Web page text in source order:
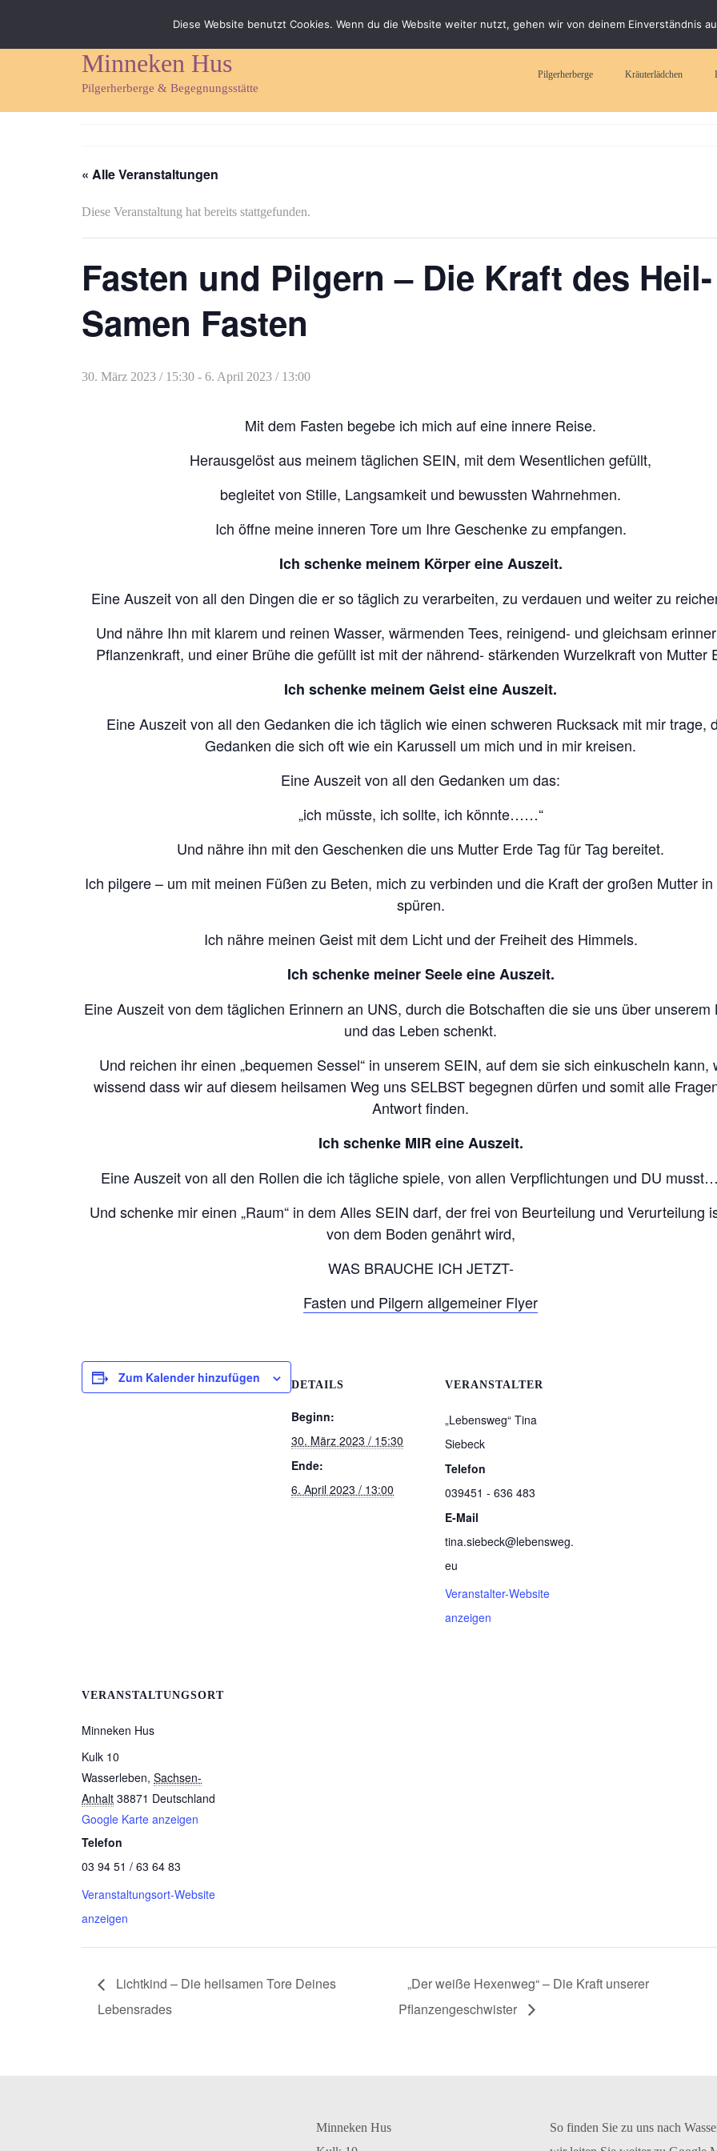
Minneken Hus
Pilgerherberge & Begegnungsstätte
Pilgerherberge Kräuterlädchen
« Alle Veranstaltungen
Diese Veranstaltung hat bereits stattgefunden.
Fasten und Pilgern – Die Kraft des Heil-
Samen Fasten
30. März 2023 / 15:30 - 6. April 2023 / 13:00
Mit dem Fasten begebe ich mich auf eine innere Reise.
Herausgelöst aus meinem täglichen SEIN, mit dem Wesentlichen gefüllt,
begleitet von Stille, Langsamkeit und bewussten Wahrnehmen.
Ich öffne meine inneren Tore um Ihre Geschenke zu empfangen.
Ich schenke meinem Körper eine Auszeit.
Eine Auszeit von all den Dingen die er so täglich zu verarbeiten, zu verdauen und weiter zu
Und nähre Ihn mit klarem und reinen Wasser, wärmenden Tees, reinigend- und gleichsam
Pflanzenkraft, und einer Brühe die gefüllt ist mit der nährend- stärkenden Wurzelkraft von Mutter
Ich schenke meinem Geist eine Auszeit.
Eine Auszeit von all den Gedanken die ich täglich wie einen schweren Rucksack mit mir trage,
Gedanken die sich oft wie ein Karussell um mich und in mir kreisen.
Eine Auszeit von all den Gedanken um das:
„ich müsste, ich sollte, ich könnte……“
Und nähre ihn mit den Geschenken die uns Mutter Erde Tag für Tag bereitet.
Ich pilgere – um mit meinen Füßen zu Beten, mich zu verbinden und die Kraft der großen Mutter in
spüren.
Ich nähre meinen Geist mit dem Licht und der Freiheit des Himmels.
Ich schenke meiner Seele eine Auszeit.
Eine Auszeit von dem täglichen Erinnern an UNS, durch die Botschaften die sie uns über unserem
und das Leben schenkt.
Und reichen ihr einen „bequemen Sessel“ in unserem SEIN, auf dem sie sich einkuscheln kann,
wissend dass wir auf diesem heilsamen Weg uns SELBST begegnen dürfen und somit alle
Antwort finden.
Ich schenke MIR eine Auszeit.
Eine Auszeit von all den Rollen die ich tägliche spiele, von allen Verpflichtungen und DU
Und schenke mir einen „Raum“ in dem Alles SEIN darf, der frei von Beurteilung und Verurteilung
von dem Boden genährt wird,
WAS BRAUCHE ICH JETZT-
Fasten und Pilgern allgemeiner Flyer
Zum Kalender hinzufügen DETAILS
Beginn:
30. März 2023 / 15:30
Ende:
6. April 2023 / 13:00
VERANSTALTER
„Lebensweg“ Tina
Siebeck
Telefon
039451 - 636 483
E-Mail
tina.siebeck@lebensweg.
eu
Veranstalter-Website
anzeigen
VERANSTALTUNGSORT
Minneken Hus
Kulk 10
Wasserleben, Sachsen-
Anhalt 38871 Deutschland
Google Karte anzeigen
Telefon
03 94 51 / 63 64 83
Veranstaltungsort-Website
anzeigen
Lichtkind – Die heilsamen Tore Deines
Lebensrades
„Der weiße Hexenweg“ – Die Kraft unserer
Pflanzengeschwister
Minneken Hus
So finden Sie zu uns nach
Diese Website benutzt Cookies. Wenn du die Website weiter nutzt, gehen wir von deinem Einverständnis